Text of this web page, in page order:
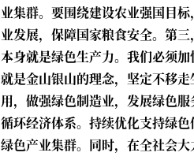
业集群。要围绕建设农业强国目
业发展，保障国家粮食安全。第
本身就是绿色生产力。我们必须
就是金山银山的理念，坚定不移
用，做强绿色制造业，发展绿色
循环经济体系。持续优化支持绿
绿色产业集群。同时，在全社会